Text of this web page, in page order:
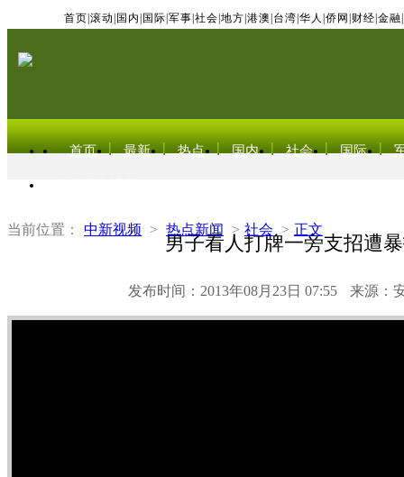
首页 滚动 国内 国际 军事 社会 地方 港澳 台湾 华人 侨网 财经 金融
首页 最新 热点 国内 社会 国际
当前位置： 中新视频 > 热点新闻 > 社会 > 正文
男子看人打牌一旁支招遭
发布时间：2013年08月23日 07:55 来源：